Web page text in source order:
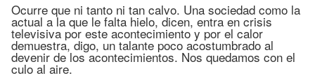
Ocurre que ni tanto ni tan calvo. Una sociedad como la
actual a la que le falta hielo, dicen, entra en crisis
televisiva por este acontecimiento y por el calor
demuestra, digo, un talante poco acostumbrado al
devenir de los acontecimientos. Nos quedamos con el
culo al aire.